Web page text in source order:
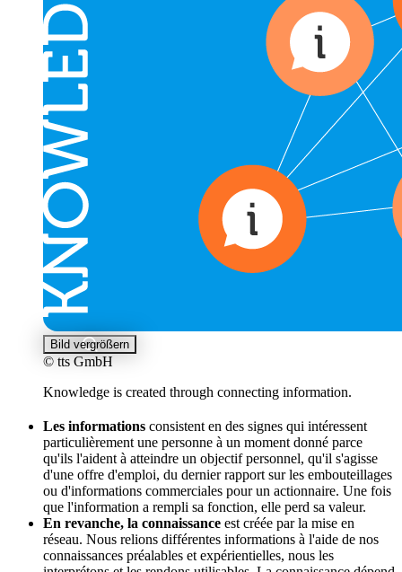
Bild vergrößern
© tts GmbH
Knowledge is created through connecting information.
Les informations consistent en des signes qui intéressent
particulièrement une personne à un moment donné parce
qu'ils l'aident à atteindre un objectif personnel, qu'il s'agisse
d'une offre d'emploi, du dernier rapport sur les embouteillages
ou d'informations commerciales pour un actionnaire. Une fois
que l'information a rempli sa fonction, elle perd sa valeur.
En revanche, la connaissance est créée par la mise en
réseau. Nous relions différentes informations à l'aide de nos
connaissances préalables et expérientielles, nous les